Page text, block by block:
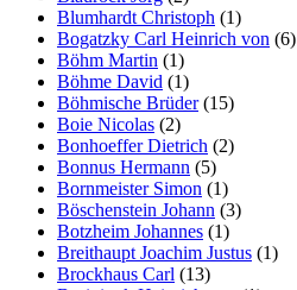
Blumhardt Christoph (1)
Bogatzky Carl Heinrich von (6)
Böhm Martin (1)
Böhme David (1)
Böhmische Brüder(15)
Boie Nicolas (2)
Bonhoeffer Dietrich (2)
Bonnus Hermann (5)
Bornmeister Simon (1)
Böschenstein Johann (3)
Botzheim Johannes (1)
Breithaupt Joachim Justus (1)
Brockhaus Carl (13)